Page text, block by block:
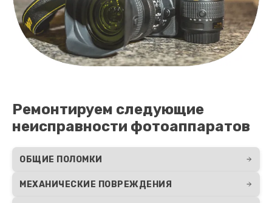
Ремонтируем следующие
неисправности фотоаппаратов
ОБЩИЕ ПОЛОМКИ
МЕХАНИЧЕСКИЕ ПОВРЕЖДЕНИЯ